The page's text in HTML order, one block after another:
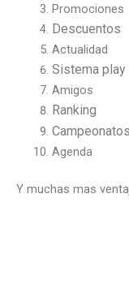
Promociones
Descuentos
Actualidad
Sistema play
Amigos
Ranking
Campeonatos
Agenda
Y muchas mas